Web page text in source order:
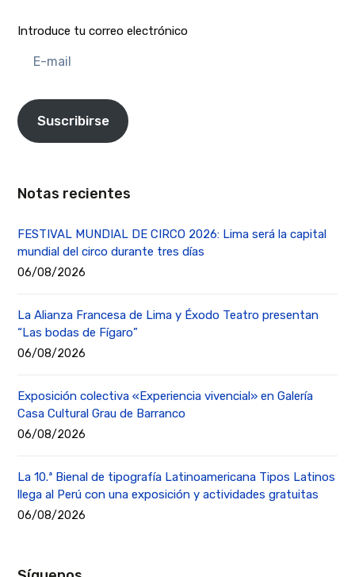
Introduce tu correo electrónico
mail
Suscribirse
Notas recientes
FESTIVAL MUNDIAL DE CIRCO 2026: Lima será la capital
mundial del circo durante tres días
06/08/2026
La Alianza Francesa de Lima y Éxodo Teatro presentan
“Las bodas de Fígaro”
06/08/2026
Exposición colectiva «Experiencia vivencial» en Galería
Casa Cultural Grau de Barranco
06/08/2026
La 10.ª Bienal de tipografía Latinoamericana Tipos Latinos
llega al Perú con una exposición y actividades gratuitas
06/08/2026